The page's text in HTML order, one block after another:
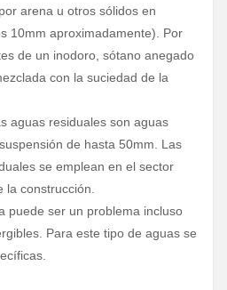
arena u otros sólidos en
10mm aproximadamente). Por
de un inodoro, sótano anegado
con la suciedad de la
aguas residuales son aguas
de hasta 50mm. Las
se emplean en el sector
la construcción.
puede ser un problema incluso
Para este tipo de aguas se